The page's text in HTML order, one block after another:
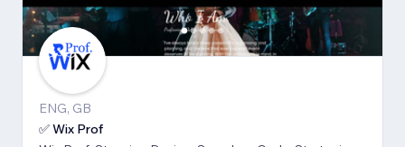
ENG, GB
✅ Wix Prof